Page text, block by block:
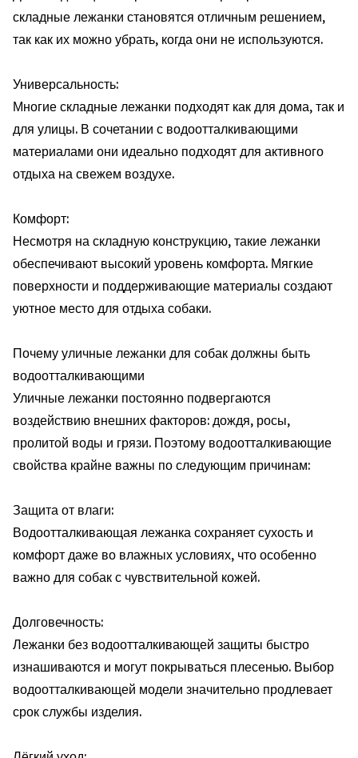
складные лежанки становятся отличным решением,
так как их можно убрать, когда они не используются.
Универсальность:
Многие складные лежанки подходят как для дома, так и
для улицы. В сочетании с водоотталкивающими
материалами они идеально подходят для активного
отдыха на свежем воздухе.
Комфорт:
Несмотря на складную конструкцию, такие лежанки
обеспечивают высокий уровень комфорта. Мягкие
поверхности и поддерживающие материалы создают
уютное место для отдыха собаки.
Почему уличные лежанки для собак должны быть
водоотталкивающими
Уличные лежанки постоянно подвергаются
воздействию внешних факторов: дождя, росы,
пролитой воды и грязи. Поэтому водоотталкивающие
свойства крайне важны по следующим причинам:
Защита от влаги:
Водоотталкивающая лежанка сохраняет сухость и
комфорт даже во влажных условиях, что особенно
важно для собак с чувствительной кожей.
Долговечность:
Лежанки без водоотталкивающей защиты быстро
изнашиваются и могут покрываться плесенью. Выбор
водоотталкивающей модели значительно продлевает
срок службы изделия.